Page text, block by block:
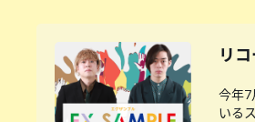
リ
今年7
いる